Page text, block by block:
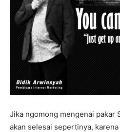
Jika ngomong mengenai pakar
akan selesai sepertinya,